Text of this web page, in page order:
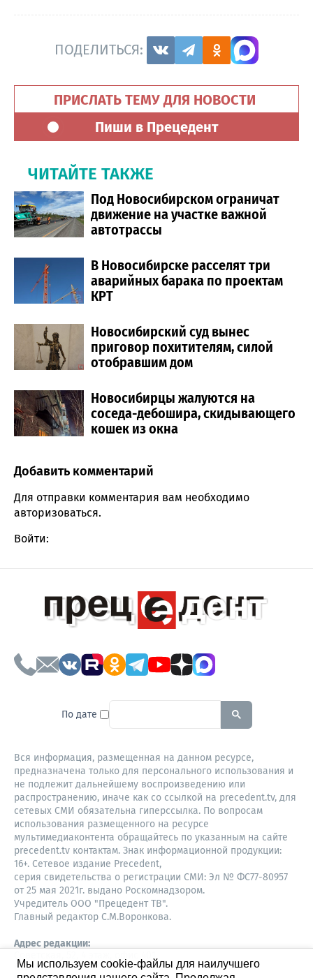
ПОДЕЛИТЬСЯ:
ПРИСЛАТЬ ТЕМУ ДЛЯ НОВОСТИ
Пиши в Прецедент
ЧИТАЙТЕ ТАКЖЕ
Под Новосибирском ограничат
движение на участке важной
автотрассы
В Новосибирске расселят три
аварийных барака по проектам
КРТ
Новосибирский суд вынес
приговор похитителям, силой
отобравшим дом
Новосибирцы жалуются на
соседа-дебошира, скидывающего
кошек из окна
Comment section
Добавить комментарий
Для отправки комментария вам необходимо
авторизоваться.
Войти:
По дате To search this site, enter a
Вся информация, размещенная на данном ресурсе,
предназначена только для персонального использования и
не подлежит дальнейшему воспроизведению или
распространению, иначе как со ссылкой на precedent.tv, для
сетевых СМИ обязательна гиперссылка. По вопросам
использования размещенного на ресурсе
мультимедиаконтента обращайтесь по указанным на сайте
precedent.tv контактам. Знак информационной продукции:
16+. Сетевое издание Precedent,
серия свидетельства о регистрации СМИ: Эл № ФС77-80957
от 25 мая 2021г. выдано Роскомнадзором.
Учредитель ООО "Прецедент ТВ".
Главный редактор С.М.Воронкова.
Адрес редакции:
630087,
Мы используем cookie-файлы для наилучшего